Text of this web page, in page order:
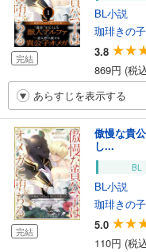
完結
BL小説
珈琲きの子
3.8
869円 (税
あらすじを表示する
完結
傲慢な貴
し...
BL
BL小説
珈琲きの子
5.0
110円 (税